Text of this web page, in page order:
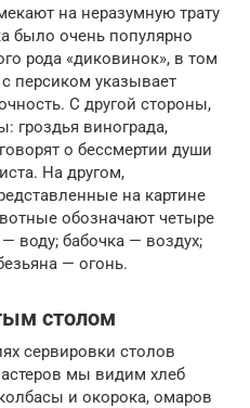
на неразумную трату
было очень популярно
рода «дикови­нок», в том
персиком указывает
С другой стороны,
гроздья винограда,
о бессмертии души
На другом,
на картине
обозначают четыре
воду; бабочка — воздух;
— огонь.
столом
сервировки столов
мы видим хлеб
и окорока, омаров